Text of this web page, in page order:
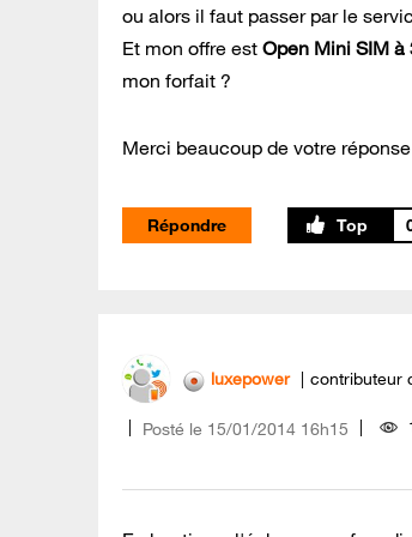
ou alors il faut passer par le
Et mon offre est Open Mini SIM à
mon forfait ?
Merci beaucoup de votre réponse
Répondre
luxepower contributeur
Posté le ‎15/01/2014 16h15